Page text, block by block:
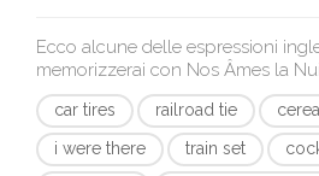
Ecco alcune delle espressioni
memorizzerai con Nos Âmes la
car tires railroad tie
i were there
train set